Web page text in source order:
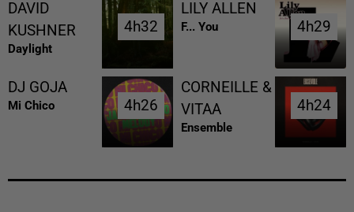
DAVID
KUSHNER
Daylight
4h32
4h32
LILY ALLEN
F... You 4h29
4h29
DJ GOJA
Mi Chico 4h26
4h26
CORNEILLE &
VITAA
Ensemble
4h24
4h24